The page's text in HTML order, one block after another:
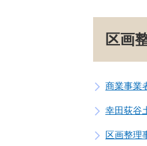
区画
商業事業
幸田荻谷
区画整理